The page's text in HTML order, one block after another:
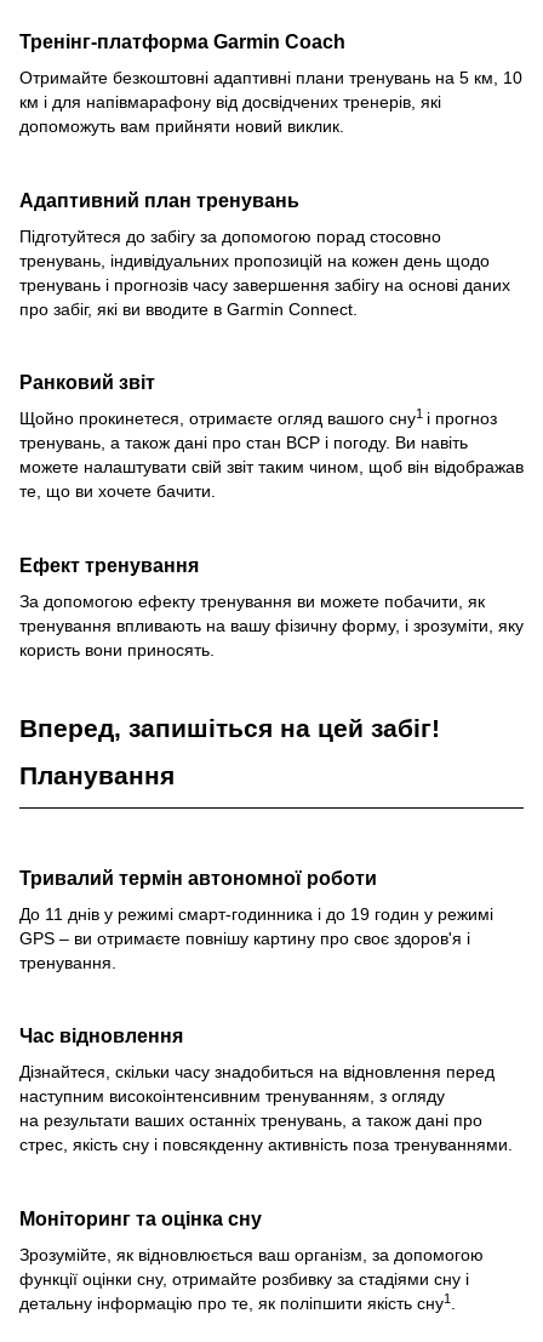
Тренінг-платформа Garmin Coach
Отримайте безкоштовні адаптивні плани тренувань на 5 км, 10
км і для напівмарафону від досвідчених тренерів, які
допоможуть вам прийняти новий виклик.
Адаптивний план тренувань
Підготуйтеся до забігу за допомогою порад стосовно
тренувань, індивідуальних пропозицій на кожен день щодо
тренувань і прогнозів часу завершення забігу на основі даних
про забіг, які ви вводите в Garmin Connect.
Ранковий звіт
Щойно прокинетеся, отримаєте огляд вашого сну1 і прогноз
тренувань, а також дані про стан ВСР і погоду. Ви навіть
можете налаштувати свій звіт таким чином, щоб він відображав
те, що ви хочете бачити.
Ефект тренування
За допомогою ефекту тренування ви можете побачити, як
тренування впливають на вашу фізичну форму, і зрозуміти, яку
користь вони приносять.
Вперед, запишіться на цей забіг!
Планування
Тривалий термін автономної роботи
До 11 днів у режимі смарт-годинника і до 19 годин у режимі
GPS – ви отримаєте повнішу картину про своє здоров'я і
тренування.
Час відновлення
Дізнайтеся, скільки часу знадобиться на відновлення перед
наступним високоінтенсивним тренуванням, з огляду
на результати ваших останніх тренувань, а також дані про
стрес, якість сну і повсякденну активність поза тренуваннями.
Моніторинг та оцінка сну
Зрозумійте, як відновлюється ваш організм, за допомогою
функції оцінки сну, отримайте розбивку за стадіями сну і
детальну інформацію про те, як поліпшити якість сну1